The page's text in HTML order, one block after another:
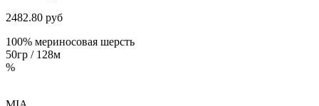
2482.80 руб
100% мериносовая шерсть
50гр / 128м
%